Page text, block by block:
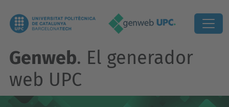
Genweb. El generador
web UPC